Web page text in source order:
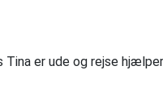
Tina er ude og rejse hjælper